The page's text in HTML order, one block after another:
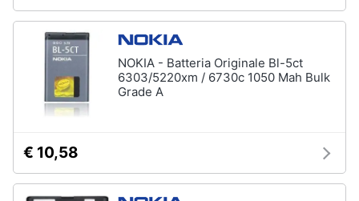
NOKIA - Batteria Originale Bl-5ct
6303/5220xm / 6730c 1050 Mah Bulk
Grade A
€ 10,58